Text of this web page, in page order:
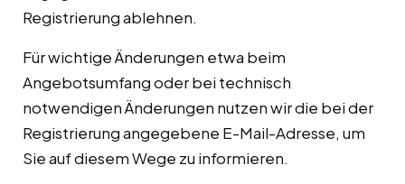
Registrierung ablehnen.
Für wichtige Änderungen etwa beim
Angebotsumfang oder bei technisch
notwendigen Änderungen nutzen wir die bei der
Registrierung angegebene E-Mail-Adresse, um
Sie auf diesem Wege zu informieren.